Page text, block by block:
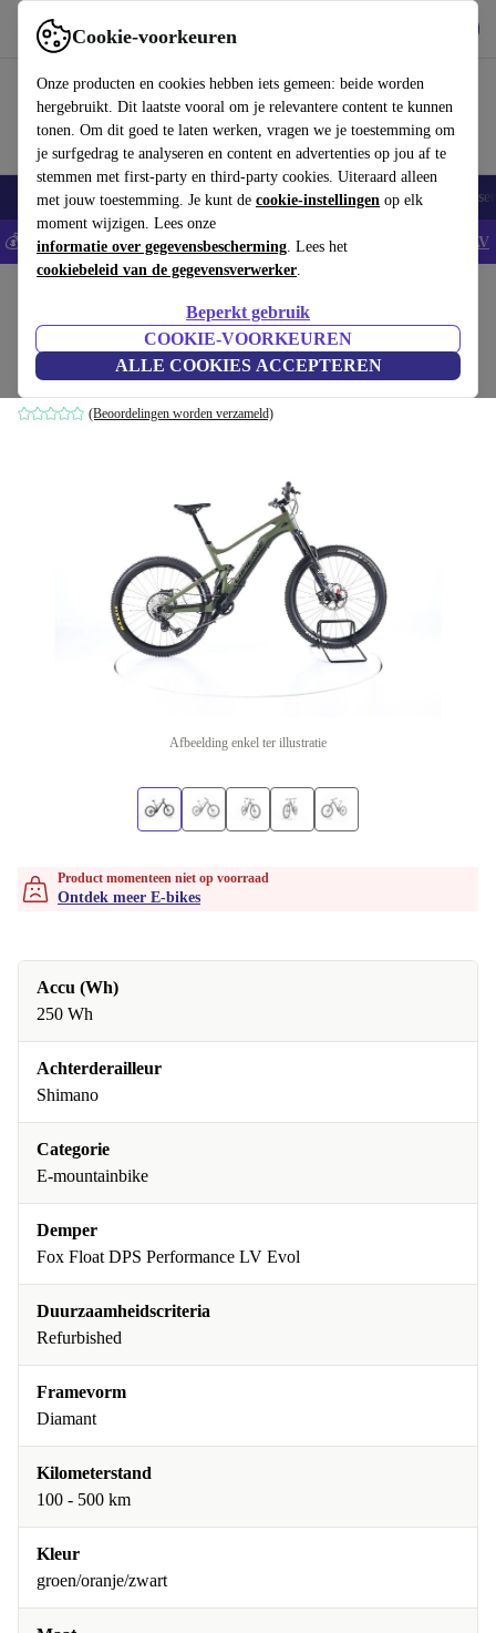
Cookie-voorkeuren
Onze producten en cookies hebben iets gemeen: beide worden
hergebruikt. Dit laatste vooral om je relevantere content te kunnen
tonen. Om dit goed te laten werken, vragen we je toestemming om
je surfgedrag te analyseren en content en advertenties op jou af te
stemmen met first-party en third-party cookies. Uiteraard alleen
met jouw toestemming. Je kunt de cookie-instellingen op elk
moment wijzigen. Lees onze
informatie over gegevensbescherming. Lees het
cookiebeleid van de gegevensverwerker.
Beperkt gebruik
COOKIE-VOORKEUREN
ALLE COOKIES ACCEPTEREN
Gebruik refurbed snel en eenvoudig
Elektronica Huishouden Keuken Sport E-Bikes Yoga
💰Bespaar 5% EXTRA op alle iPhones - Code: IPHONEDEAL - AV
Lapierre eZesty AM 9.2 (2022) | diamant
groen/oranje/zwart | 29/27.5" | 46 cm | L | 100 - 500 km
(Beoordelingen worden verzameld)
Afbeelding enkel ter illustratie
Product momenteen niet op voorraad
Ontdek meer E-bikes
Accu (Wh)
250 Wh
Achterderailleur
Shimano
Categorie
E-mountainbike
Demper
Fox Float DPS Performance LV Evol
Duurzaamheidscriteria
Refurbished
Framevorm
Diamant
Kilometerstand
100 - 500 km
Kleur
groen/oranje/zwart